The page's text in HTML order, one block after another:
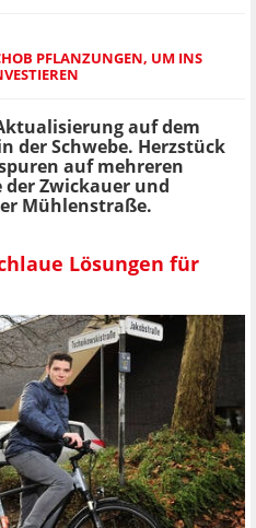
PFLANZUNGEN, UM INS
auf dem
der Schwebe. Herzstück
auf mehreren
Zwickauer und
Mühlenstraße.
Lösungen für